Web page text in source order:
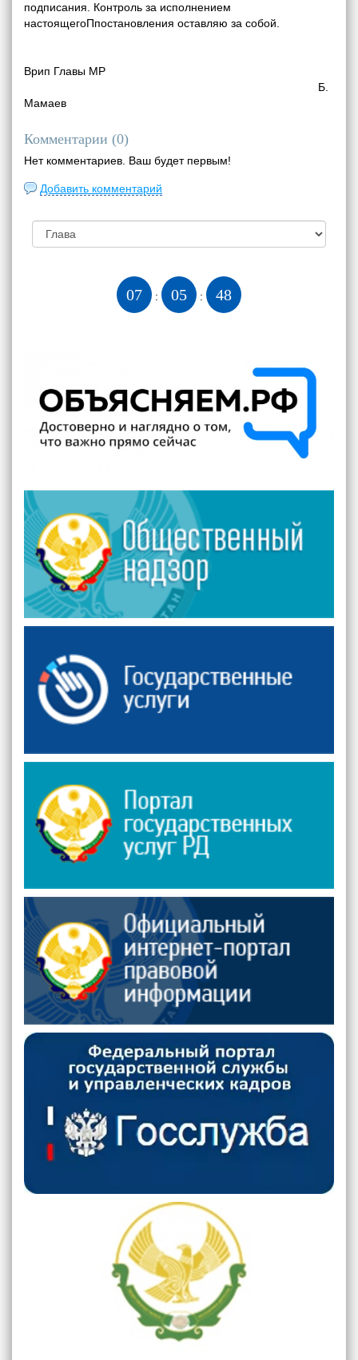
подписания. Контроль за исполнением
настоящегоПпостановления оставляю за собой.
Врип Главы МР
Б.
Мамаев
Комментарии (0)
Нет комментариев. Ваш будет первым!
Добавить комментарий
07 : 05 : 49